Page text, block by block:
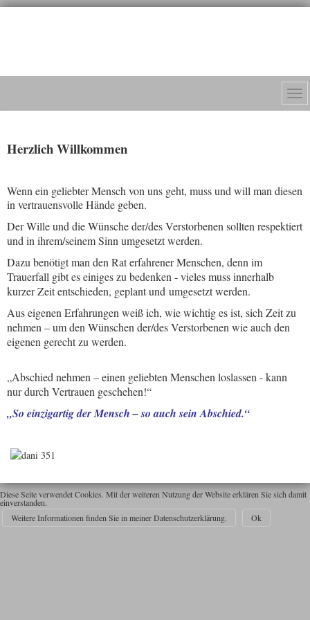
Herzlich Willkommen
Wenn ein geliebter Mensch von uns geht, muss und will man diesen
in vertrauensvolle Hände geben.
Der Wille und die Wünsche der/des Verstorbenen sollten respektiert
und in ihrem/seinem Sinn umgesetzt werden.
Dazu benötigt man den Rat erfahrener Menschen, denn im
Trauerfall gibt es einiges zu bedenken - vieles muss innerhalb
kurzer Zeit entschieden, geplant und umgesetzt werden.
Aus eigenen Erfahrungen weiß ich, wie wichtig es ist, sich Zeit zu
nehmen – um den Wünschen der/des Verstorbenen wie auch den
eigenen gerecht zu werden.
„Abschied nehmen – einen geliebten Menschen loslassen - kann
nur durch Vertrauen geschehen!“
„So einzigartig der Mensch – so auch sein Abschied.“
Diese Seite verwendet Cookies. Mit der weiteren Nutzung der Website erklären Sie sich damit
einverstanden.
Weitere Informationen finden Sie in meiner Datenschutzerklärung.
Ok